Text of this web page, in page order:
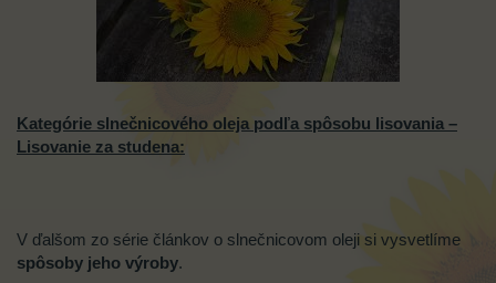
Kategórie slnečnicového oleja podľa spôsobu lisovania –
Lisovanie za studena:
V ďalšom zo série článkov o slnečnicovom oleji si vysvetlíme
spôsoby jeho výroby.